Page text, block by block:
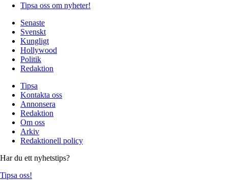
Tipsa oss om nyheter!
Senaste
Svenskt
Kungligt
Hollywood
Politik
Redaktion
Tipsa
Kontakta oss
Annonsera
Redaktion
Om oss
Arkiv
Redaktionell policy
Har du ett nyhetstips?
Tipsa oss!